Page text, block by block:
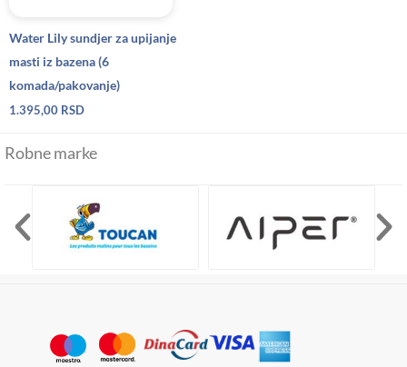
Water Lily sundjer za upijanje
masti iz bazena (6
komada/pakovanje)
1.395,00 RSD
Robne marke